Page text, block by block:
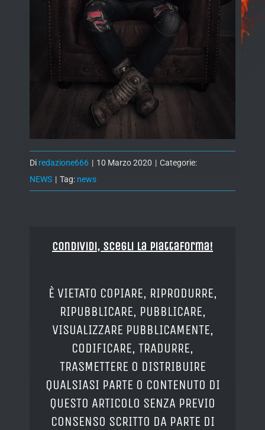
Di redazione666 | 10 Marzo 2020 | Categorie:
NEWS | Tag: news
Condividi, Scegli la piattaforma!
È VIETATO COPIARE, RIPRODURRE,
RIPUBBLICARE, PUBBLICARE,
VISUALIZZARE PUBBLICAMENTE,
CODIFICARE, TRADURRE,
TRASMETTERE O DISTRIBUIRE
QUALSIASI PARTE O CONTENUTO DI
QUESTO ARTICOLO SENZA PREVIO
CONSENSO SCRITTO DA PARTE DI